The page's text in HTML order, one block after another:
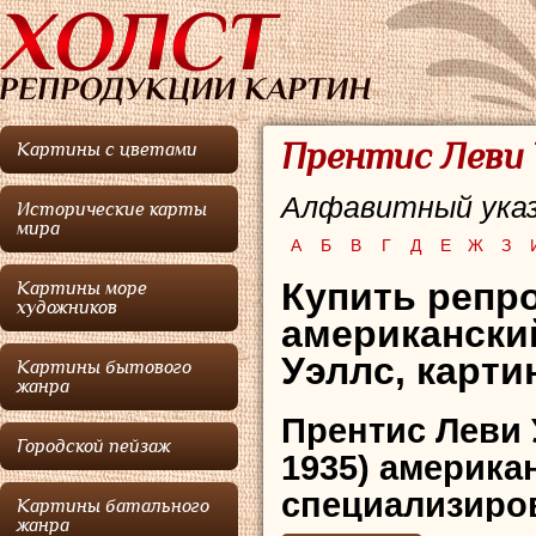
Картины с цветами
Исторические карты
мира
Картины море
художников
Картины бытового
жанра
Городской пейзаж
Картины батального
жанра
Прентис Леви
Алфавитный
А Б В Г Д Е Ж З
Купить
Уэллс,
Прентис Леви
1935)